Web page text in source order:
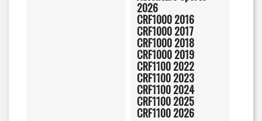
2026
CRF1000 2016
CRF1000 2017
CRF1000 2018
CRF1000 2019
CRF1100 2022
CRF1100 2023
CRF1100 2024
CRF1100 2025
CRF1100 2026